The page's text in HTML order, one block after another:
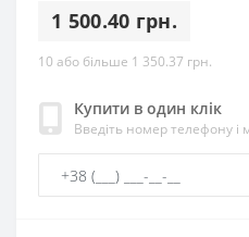
1 500.40 грн.
10 або більше 1 350.37 грн.
Купити в один клік
Введіть номер телефону